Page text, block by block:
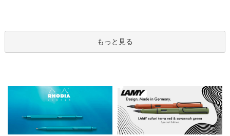
もっと見る